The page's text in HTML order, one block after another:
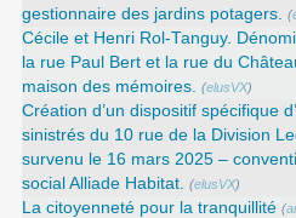
gestionnaire des jardins potagers.
(
Cécile et Henri Rol-Tanguy.
la rue Paul Bert et la rue du
maison des mémoires.
(elusVX)
Création d’un dispositif spécifique
sinistrés du 10 rue de la Division
survenu le 16 mars 2025 –
social Alliade Habitat.
(elusVX)
La citoyenneté pour la tranquillité (